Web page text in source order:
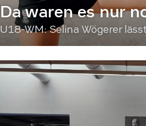
Da waren es nur
U18-WM: Selina Wögerer